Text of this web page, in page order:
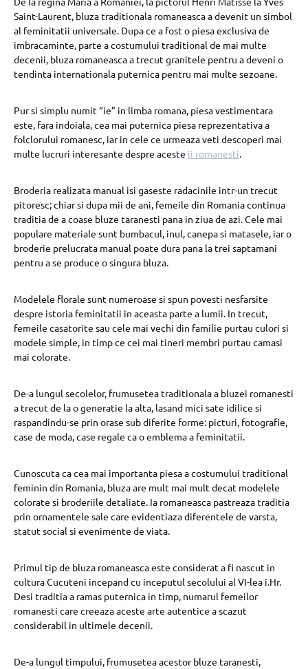
Saint-Laurent, bluza traditionala romaneasca a devenit un simbol
al feminitatii universale. Dupa ce a fost o piesa exclusiva de
imbracaminte, parte a costumului traditional de mai multe
decenii, bluza romaneasca a trecut granitele pentru a deveni o
tendinta internationala puternica pentru mai multe sezoane.
Pur si simplu numit “ie” in limba romana, piesa vestimentara
este, fara indoiala, cea mai puternica piesa reprezentativa a
folclorului romanesc, iar in cele ce urmeaza veti descoperi mai
multe lucruri interesante despre aceste ii romanesti.
Broderia realizata manual isi gaseste radacinile intr-un trecut
pitoresc; chiar si dupa mii de ani, femeile din Romania continua
traditia de a coase bluze taranesti pana in ziua de azi. Cele mai
populare materiale sunt bumbacul, inul, canepa si matasele, iar o
broderie prelucrata manual poate dura pana la trei saptamani
pentru a se produce o singura bluza.
Modelele florale sunt numeroase si spun povesti nesfarsite
despre istoria feminitatii in aceasta parte a lumii. In trecut,
femeile casatorite sau cele mai vechi din familie purtau culori si
modele simple, in timp ce cei mai tineri membri purtau camasi
mai colorate.
De-a lungul secolelor, frumusetea traditionala a bluzei romanesti
a trecut de la o generatie la alta, lasand mici sate idilice si
raspandindu-se prin orase sub diferite forme: picturi, fotografie,
case de moda, case regale ca o emblema a feminitatii.
Cunoscuta ca cea mai importanta piesa a costumului traditional
feminin din Romania, bluza are mult mai mult decat modelele
colorate si broderiile detaliate. Ia romaneasca pastreaza traditia
prin ornamentele sale care evidentiaza diferentele de varsta,
statut social si evenimente de viata.
Primul tip de bluza romaneasca este considerat a fi nascut in
cultura Cucuteni incepand cu inceputul secolului al VI-lea i.Hr.
Desi traditia a ramas puternica in timp, numarul femeilor
romanesti care creeaza aceste arte autentice a scazut
considerabil in ultimele decenii.
De-a lungul timpului, frumusetea acestor bluze taranesti,